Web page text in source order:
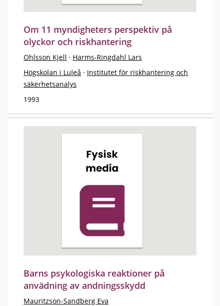
Om 11 myndigheters perspektiv på
olyckor och riskhantering
Ohlsson Kjell · Harms-Ringdahl Lars
Högskolan i Luleå · Institutet för riskhantering och
säkerhetsanalys
1993
Barns psykologiska reaktioner på
anvädning av andningsskydd
Mauritzson-Sandberg Eva